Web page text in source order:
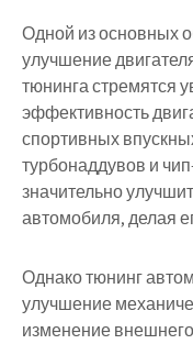
Одной из основных
улучшение
тюнинга стремятся
эффективность
спортивных
турбонаддувов и
значительно
автомобиля, делая
Однако тюнинг
улучшение
изменение